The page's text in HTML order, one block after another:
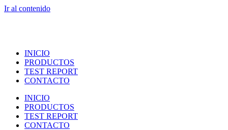
Ir al contenido
INICIO
PRODUCTOS
TEST REPORT
CONTACTO
INICIO
PRODUCTOS
TEST REPORT
CONTACTO